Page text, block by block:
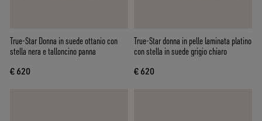
True-Star Donna in suede ottanio con
stella nera e talloncino panna
€ 620
True-Star donna in pelle laminata platino
con stella in suede grigio chiaro
€ 620